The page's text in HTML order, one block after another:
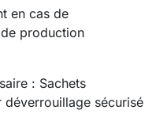
en cas de
production
: Sachets
sécurisé